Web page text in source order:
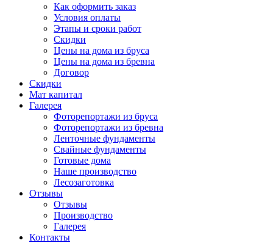
Как оформить заказ
Условия оплаты
Этапы и сроки работ
Скидки
Цены на дома из бруса
Цены на дома из бревна
Договор
Скидки
Мат капитал
Галерея
Фоторепортажи из бруса
Фоторепортажи из бревна
Ленточные фундаменты
Свайные фундаменты
Готовые дома
Наше производство
Лесозаготовка
Отзывы
Отзывы
Производство
Галерея
Контакты